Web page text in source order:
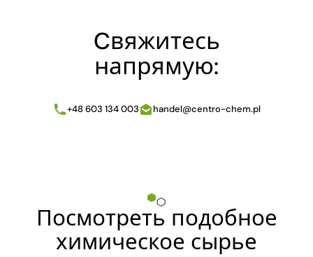
Cвяжитесь
напрямую:
+48 603 134 003 handel@centro-chem.pl
Посмотреть подобное
химическое сырье